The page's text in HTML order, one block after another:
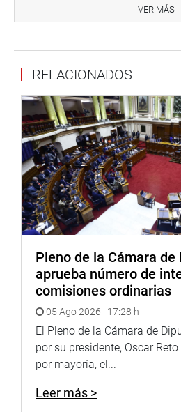
manera virtual y ejerció su
exponiendo argumentos
OFICINA DE COMUNICACIONES E
INSTITUCIONAL
VER MÁS
RELACIONADOS
Pleno de la Cámara de
aprueba número de
comisiones ordinarias
05 Ago 2026 | 17:28 h
El Pleno de la Cámara de
por su presidente, Oscar
por mayoría, el...
Leer más >